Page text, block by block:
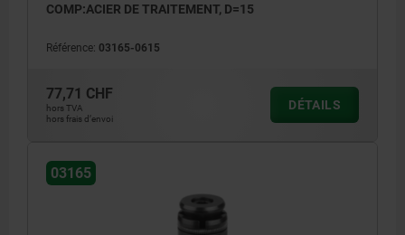
COMP:ACIER DE TRAITEMENT, D=15
Référence: 03165-0615
77,71 CHF
hors TVA
hors frais d’envoi
DÉTAILS
03165